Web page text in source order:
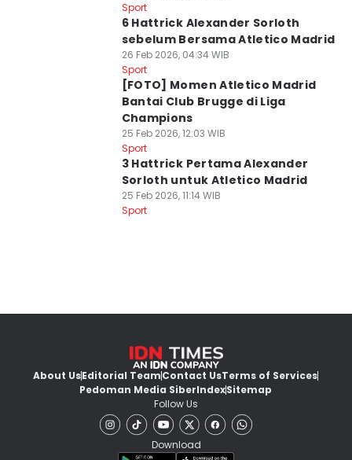
Sport
6 Hattrick Alexander Sorloth
sebelum Bersama Atletico Madrid
26 Feb 2026, 04:34 WIB
Sport
[FOTO] Momen Atletico Madrid
Bantai Club Brugge di Liga
Champions
25 Feb 2026, 12:03 WIB
Sport
3 Hattrick Pertama Alexander
Sorloth untuk Atletico Madrid
25 Feb 2026, 11:14 WIB
Sport
About UsEditorial TeamContact UsTerms of Services
Pedoman Media SiberIndexSitemap
Follow Us
Download